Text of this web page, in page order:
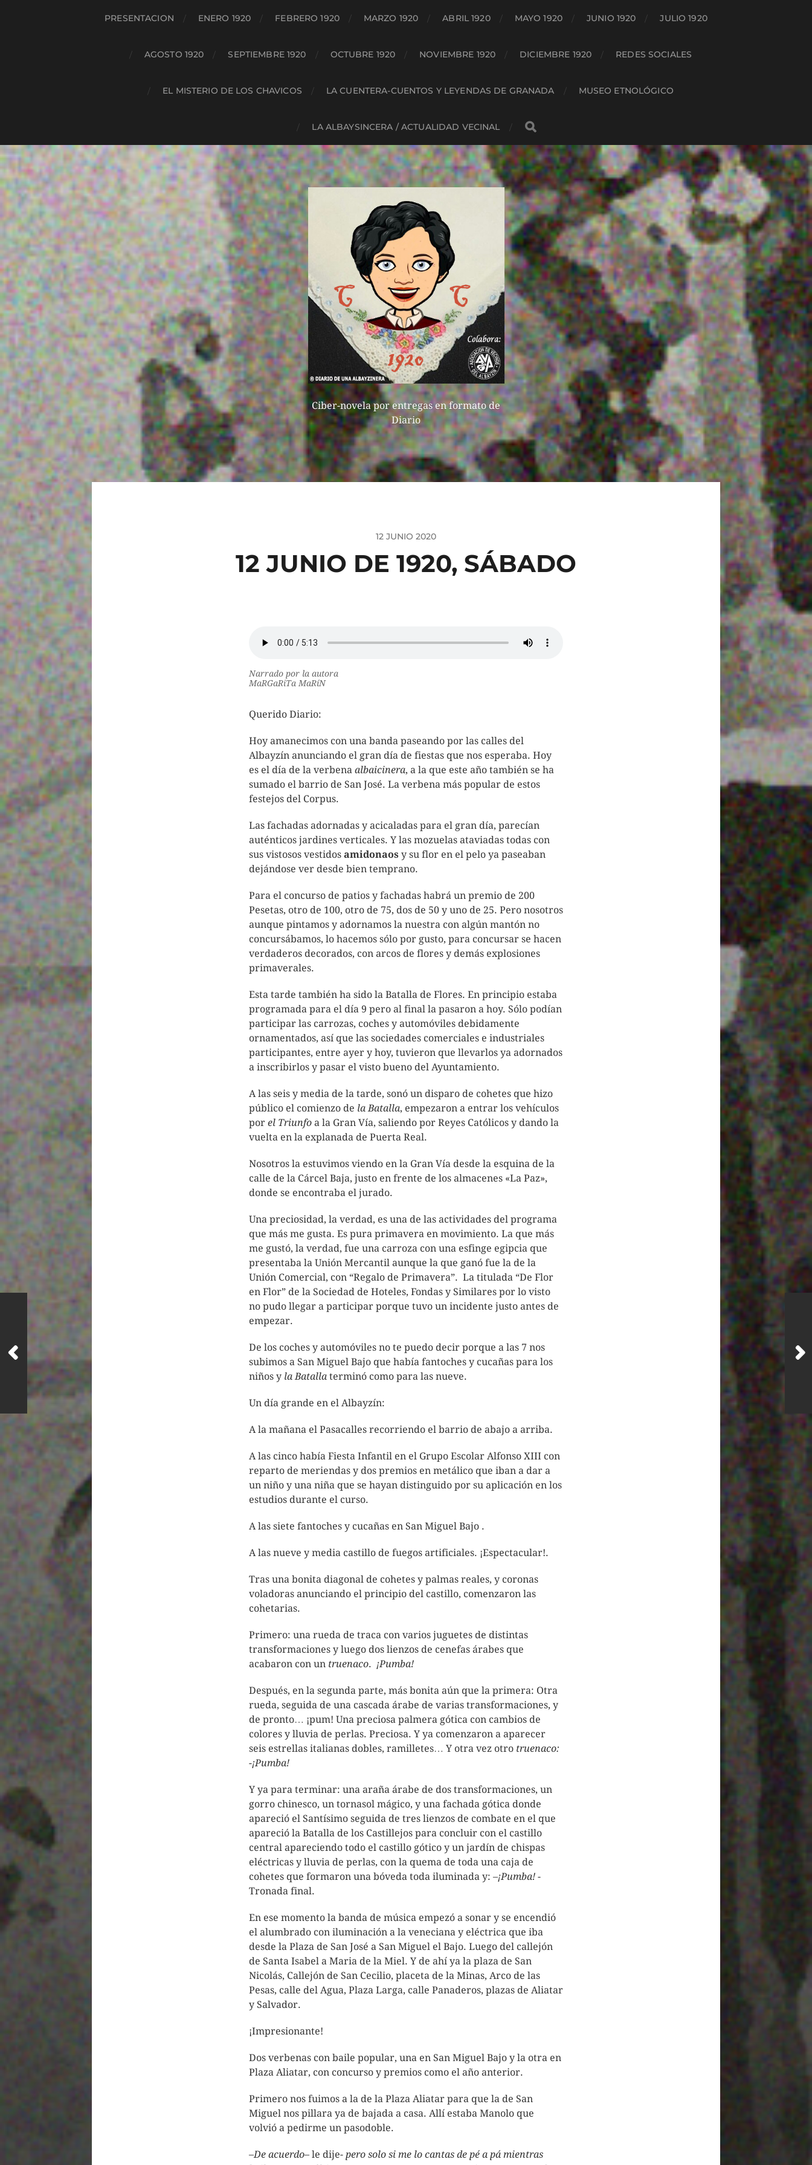
PRESENTACION ENERO 1920 FEBRERO 1920 MARZO 1920 ABRIL 1920 MAYO 1920 JUNIO 1920 JULIO 1920
AGOSTO 1920 SEPTIEMBRE 1920 OCTUBRE 1920 NOVIEMBRE 1920 DICIEMBRE 1920 REDES SOCIALES
EL MISTERIO DE LOS CHAVICOS LA CUENTERA-CUENTOS Y LEYENDAS DE GRANADA MUSEO ETNOLÓGICO
LA ALBAYSINCERA / ACTUALIDAD VECINAL
Ciber-novela por entregas en formato de
Diario
12 JUNIO 2020
12 JUNIO DE 1920, SÁBADO
Narrado por la autora
MaRGaRiTa MaRíN
Querido Diario:
Hoy amanecimos con una banda paseando por las calles del
Albayzín anunciando el gran día de fiestas que nos esperaba. Hoy
es el día de la verbena albaicinera, a la que este año también se ha
sumado el barrio de San José. La verbena más popular de estos
festejos del Corpus.
Las fachadas adornadas y acicaladas para el gran día, parecían
auténticos jardines verticales. Y las mozuelas ataviadas todas con
sus vistosos vestidos amidonaos y su flor en el pelo ya paseaban
dejándose ver desde bien temprano.
Para el concurso de patios y fachadas habrá un premio de 200
Pesetas, otro de 100, otro de 75, dos de 50 y uno de 25. Pero nosotros
aunque pintamos y adornamos la nuestra con algún mantón no
concursábamos, lo hacemos sólo por gusto, para concursar se hacen
verdaderos decorados, con arcos de flores y demás explosiones
primaverales.
Esta tarde también ha sido la Batalla de Flores. En principio estaba
programada para el día 9 pero al final la pasaron a hoy. Sólo podían
participar las carrozas, coches y automóviles debidamente
ornamentados, así que las sociedades comerciales e industriales
participantes, entre ayer y hoy, tuvieron que llevarlos ya adornados
a inscribirlos y pasar el visto bueno del Ayuntamiento.
A las seis y media de la tarde, sonó un disparo de cohetes que hizo
público el comienzo de la Batalla, empezaron a entrar los vehículos
por el Triunfo a la Gran Vía, saliendo por Reyes Católicos y dando la
vuelta en la explanada de Puerta Real.
Nosotros la estuvimos viendo en la Gran Vía desde la esquina de la
calle de la Cárcel Baja, justo en frente de los almacenes «La Paz»,
donde se encontraba el jurado.
Una preciosidad, la verdad, es una de las actividades del programa
que más me gusta. Es pura primavera en movimiento. La que más
me gustó, la verdad, fue una carroza con una esfinge egipcia que
presentaba la Unión Mercantil aunque la que ganó fue la de la
Unión Comercial, con “Regalo de Primavera”. La titulada “De Flor
en Flor” de la Sociedad de Hoteles, Fondas y Similares por lo visto
no pudo llegar a participar porque tuvo un incidente justo antes de
empezar.
De los coches y automóviles no te puedo decir porque a las 7 nos
subimos a San Miguel Bajo que había fantoches y cucañas para los
niños y la Batalla terminó como para las nueve.
Un día grande en el Albayzín:
A la mañana el Pasacalles recorriendo el barrio de abajo a arriba.
A las cinco había Fiesta Infantil en el Grupo Escolar Alfonso XIII con
reparto de meriendas y dos premios en metálico que iban a dar a
un niño y una niña que se hayan distinguido por su aplicación en los
estudios durante el curso.
A las siete fantoches y cucañas en San Miguel Bajo .
A las nueve y media castillo de fuegos artificiales. ¡Espectacular!.
Tras una bonita diagonal de cohetes y palmas reales, y coronas
voladoras anunciando el principio del castillo, comenzaron las
cohetarias.
Primero: una rueda de traca con varios juguetes de distintas
transformaciones y luego dos lienzos de cenefas árabes que
acabaron con un truenaco. ¡Pumba!
Después, en la segunda parte, más bonita aún que la primera: Otra
rueda, seguida de una cascada árabe de varias transformaciones, y
de pronto… ¡pum! Una preciosa palmera gótica con cambios de
colores y lluvia de perlas. Preciosa. Y ya comenzaron a aparecer
seis estrellas italianas dobles, ramilletes… Y otra vez otro truenaco:
-¡Pumba!
Y ya para terminar: una araña árabe de dos transformaciones, un
gorro chinesco, un tornasol mágico, y una fachada gótica donde
apareció el Santísimo seguida de tres lienzos de combate en el que
apareció la Batalla de los Castillejos para concluir con el castillo
central apareciendo todo el castillo gótico y un jardín de chispas
eléctricas y lluvia de perlas, con la quema de toda una caja de
cohetes que formaron una bóveda toda iluminada y: –¡Pumba! -
Tronada final.
En ese momento la banda de música empezó a sonar y se encendió
el alumbrado con iluminación a la veneciana y eléctrica que iba
desde la Plaza de San José a San Miguel el Bajo. Luego del callejón
de Santa Isabel a Maria de la Miel. Y de ahí ya la plaza de San
Nicolás, Callejón de San Cecilio, placeta de la Minas, Arco de las
Pesas, calle del Agua, Plaza Larga, calle Panaderos, plazas de Aliatar
y Salvador.
¡Impresionante!
Dos verbenas con baile popular, una en San Miguel Bajo y la otra en
Plaza Aliatar, con concurso y premios como el año anterior.
Primero nos fuimos a la de la Plaza Aliatar para que la de San
Miguel nos pillara ya de bajada a casa. Allí estaba Manolo que
volvió a pedirme un pasodoble.
–De acuerdo– le dije- pero solo si me lo cantas de pé a pá mientras